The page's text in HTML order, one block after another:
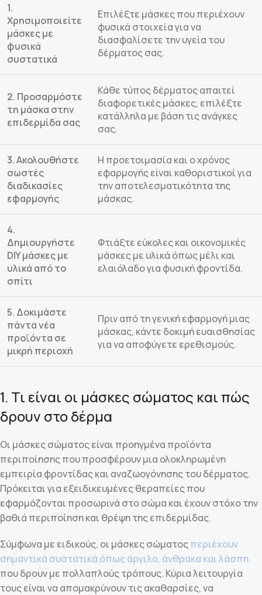
1.
Χρησιμοποιείτε
μάσκες με
φυσικά
συστατικά
Επιλέξτε μάσκες που περιέχουν
φυσικά στοιχεία για να
διασφαλίσετε την υγεία του
δέρματος σας.
2. Προσαρμόστε
τη μάσκα στην
επιδερμίδα σας
Κάθε τύπος δέρματος απαιτεί
διαφορετικές μάσκες, επιλέξτε
κατάλληλα με βάση τις ανάγκες
σας.
3. Ακολουθήστε
σωστές
διαδικασίες
εφαρμογής
Η προετοιμασία και ο χρόνος
εφαρμογής είναι καθοριστικοί για
την αποτελεσματικότητα της
μάσκας.
4.
Δημιουργήστε
DIY μάσκες με
υλικά από το
σπίτι
Φτιάξτε εύκολες και οικονομικές
μάσκες με υλικά όπως μέλι και
ελαιόλαδο για φυσική φροντίδα.
5. Δοκιμάστε
πάντα νέα
προϊόντα σε
μικρή περιοχή
Πριν από τη γενική εφαρμογή μιας
μάσκας, κάντε δοκιμή ευαισθησίας
για να αποφύγετε ερεθισμούς.
1. Τι είναι οι μάσκες σώματος και πώς
δρουν στο δέρμα
Οι μάσκες σώματος είναι προηγμένα προϊόντα
περιποίησης που προσφέρουν μια ολοκληρωμένη
εμπειρία φροντίδας και αναζωογόνησης του δέρματος.
Πρόκειται για εξειδικευμένες θεραπείες που
εφαρμόζονται προσωρινά στο σώμα και έχουν στόχο την
βαθιά περιποίηση και θρέψη της επιδερμίδας.
Σύμφωνα με ειδικούς, οι μάσκες σώματοςπεριέχουν
σημαντικά συστατικά όπως άργιλο, άνθρακα και λάσπη
που δρουν με πολλαπλούς τρόπους. Κύρια λειτουργία
τους είναι να απομακρύνουν τις ακαθαρσίες, να